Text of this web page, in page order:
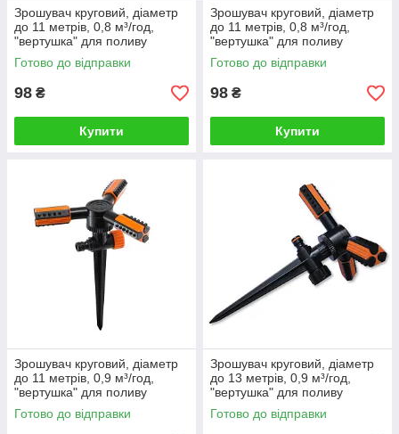
В каталог!
Чому купити вертушку для поливу
варто в інтернет-магазині
ПРИЙНЯТНІ ЦІНИ
Наша компанія працює з розвиненою
мережею постачальників та має власний
склад обладнання, що дозволяє нам
Зрошувач круговий, діаметр
до 11 метрів, 0,8 м³/год,
"вертушка" для поливу
городу, саду, газону на ніжці
"Промінь"
Готово до відправки
98 ₴
Купити
Зрошувач круговий, діаметр
до 11 метрів, 0,8 м³/год,
"вертушка" для поливу
городу, саду, газону на ніжці
"Промінь"
Готово до відправки
98 ₴
Купити
Зрошувач круговий, діаметр
до 11 метрів, 0,9 м³/год,
"вертушка" для поливу
городу, саду, газону на ніжці
"Рубікон"
Готово до відправки
Зрошувач круговий, діаметр
до 13 метрів, 0,9 м³/год,
"вертушка" для поливу
городу, саду, газону на ніжці
"TRIO"
Готово до відправки